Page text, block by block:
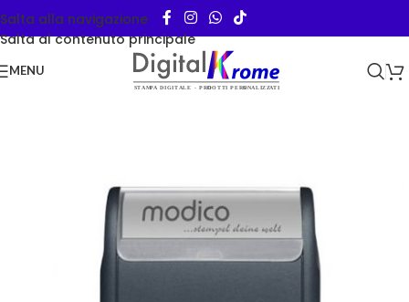
Salta alla navigazione
Salta al contenuto principale
MENU